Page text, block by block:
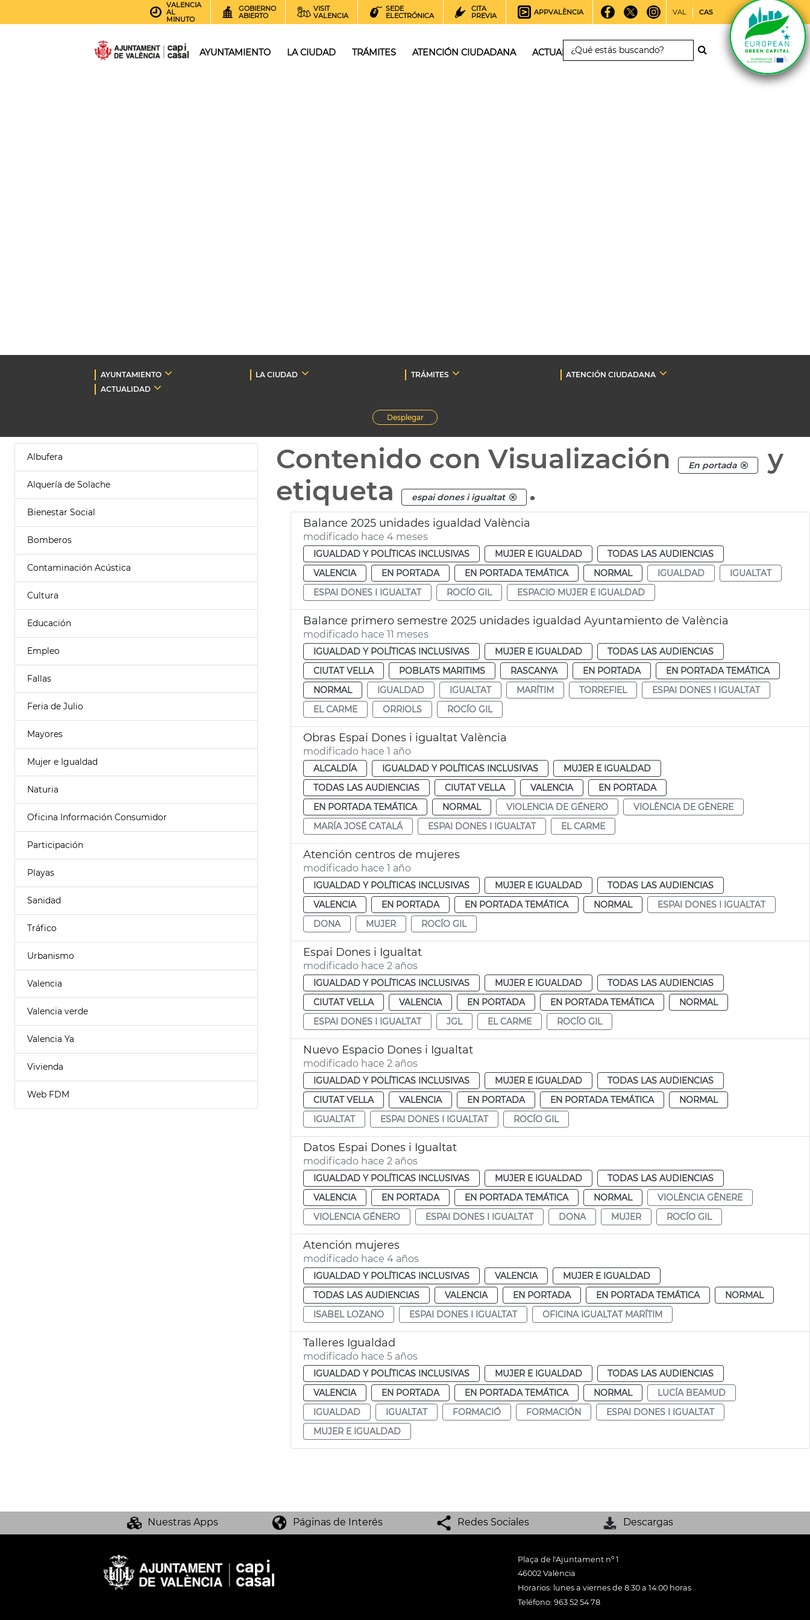
VALENCIA
AL
MINUTO
GOBIERNO
ABIERTO
VISIT
VALENCIA
SEDE
ELECTRÓNICA
CITA
PREVIA
APPVALÈNCIA VAL CAS
AYUNTAMIENTO LA CIUDAD TRÁMITES ATENCIÓN CIUDADANA ACTUALIDAD
AYUNTAMIENTO LA CIUDAD TRÁMITES
ATENCIÓN CIUDADANA
ACTUALIDAD
Desplegar
Albufera
Alquería de Solache
Bienestar Social
Bomberos
Contaminación Acústica
Cultura
Educación
Empleo
Fallas
Feria de Julio
Mayores
Mujer e Igualdad
Naturia
Oficina Información Consumidor
Participación
Playas
Sanidad
Tráfico
Urbanismo
Valencia
Valencia verde
Valencia Ya
Vivienda
Web FDM
Contenido con Visualización En portada
y
etiqueta
espai dones i igualtat .
Balance 2025 unidades igualdad València
modificado hace 4 meses
IGUALDAD Y POLÍTICAS INCLUSIVAS MUJER E IGUALDAD
TODAS LAS AUDIENCIAS
VALENCIA
EN PORTADA EN PORTADA TEMÁTICA NORMAL IGUALDAD
IGUALTAT
ESPAI DONES I IGUALTAT
ROCÍO GIL ESPACIO MUJER E IGUALDAD
Balance primero semestre 2025 unidades igualdad Ayuntamiento de València
modificado hace 11 meses
IGUALDAD Y POLÍTICAS INCLUSIVAS MUJER E IGUALDAD
TODAS LAS AUDIENCIAS
CIUTAT VELLA
POBLATS MARITIMS RASCANYA EN PORTADA
EN PORTADA TEMÁTICA
NORMAL
IGUALDAD IGUALTAT MARÍTIM TORREFIEL
ESPAI DONES I IGUALTAT
EL CARME
ORRIOLS ROCÍO GIL
Obras Espai Dones i igualtat València
modificado hace 1 año
ALCALDÍA IGUALDAD Y POLÍTICAS INCLUSIVAS
MUJER E IGUALDAD
TODAS LAS AUDIENCIAS
CIUTAT VELLA VALENCIA
EN PORTADA
EN PORTADA TEMÁTICA
NORMAL VIOLENCIA DE GÉNERO
VIOLÈNCIA DE GÈNERE
MARÍA JOSÉ CATALÁ
ESPAI DONES I IGUALTAT EL CARME
Atención centros de mujeres
modificado hace 1 año
IGUALDAD Y POLÍTICAS INCLUSIVAS MUJER E IGUALDAD
TODAS LAS AUDIENCIAS
VALENCIA
EN PORTADA EN PORTADA TEMÁTICA NORMAL
ESPAI DONES I IGUALTAT
DONA
MUJER ROCÍO GIL
Espai Dones i Igualtat
modificado hace 2 años
IGUALDAD Y POLÍTICAS INCLUSIVAS MUJER E IGUALDAD
TODAS LAS AUDIENCIAS
CIUTAT VELLA
VALENCIA EN PORTADA EN PORTADA TEMÁTICA
NORMAL
ESPAI DONES I IGUALTAT
JGL EL CARME ROCÍO GIL
Nuevo Espacio Dones i Igualtat
modificado hace 2 años
IGUALDAD Y POLÍTICAS INCLUSIVAS MUJER E IGUALDAD
TODAS LAS AUDIENCIAS
CIUTAT VELLA
VALENCIA EN PORTADA EN PORTADA TEMÁTICA
NORMAL
IGUALTAT
ESPAI DONES I IGUALTAT ROCÍO GIL
Datos Espai Dones i Igualtat
modificado hace 2 años
IGUALDAD Y POLÍTICAS INCLUSIVAS MUJER E IGUALDAD
TODAS LAS AUDIENCIAS
VALENCIA
EN PORTADA EN PORTADA TEMÁTICA NORMAL
VIOLÈNCIA GÈNERE
VIOLENCIA GÉNERO
ESPAI DONES I IGUALTAT DONA MUJER ROCÍO GIL
Atención mujeres
modificado hace 4 años
IGUALDAD Y POLÍTICAS INCLUSIVAS VALENCIA
MUJER E IGUALDAD
TODAS LAS AUDIENCIAS
VALENCIA EN PORTADA EN PORTADA TEMÁTICA
NORMAL
ISABEL LOZANO
ESPAI DONES I IGUALTAT OFICINA IGUALTAT MARÍTIM
Talleres Igualdad
modificado hace 5 años
IGUALDAD Y POLÍTICAS INCLUSIVAS MUJER E IGUALDAD
TODAS LAS AUDIENCIAS
VALENCIA
EN PORTADA EN PORTADA TEMÁTICA NORMAL
LUCÍA BEAMUD
IGUALDAD
IGUALTAT FORMACIÓ FORMACIÓN
ESPAI DONES I IGUALTAT
MUJER E IGUALDAD
Nuestras Apps Páginas de Interés Redes Sociales Descargas
Plaça de l'Ajuntament nº 1
46002 València
Horarios: lunes a viernes de 8:30 a 14:00 horas
Teléfono: 963 52 54 78